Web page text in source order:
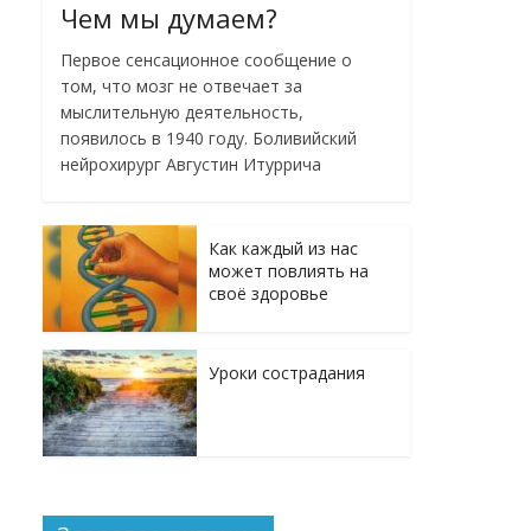
Чем мы думаем?
Первое сенсационное сообщение о
том, что мозг не отвечает за
мыслительную деятельность,
появилось в 1940 году. Боливийский
нейрохирург Августин Итуррича
Как каждый из нас
может повлиять на
своё здоровье
Уроки сострадания